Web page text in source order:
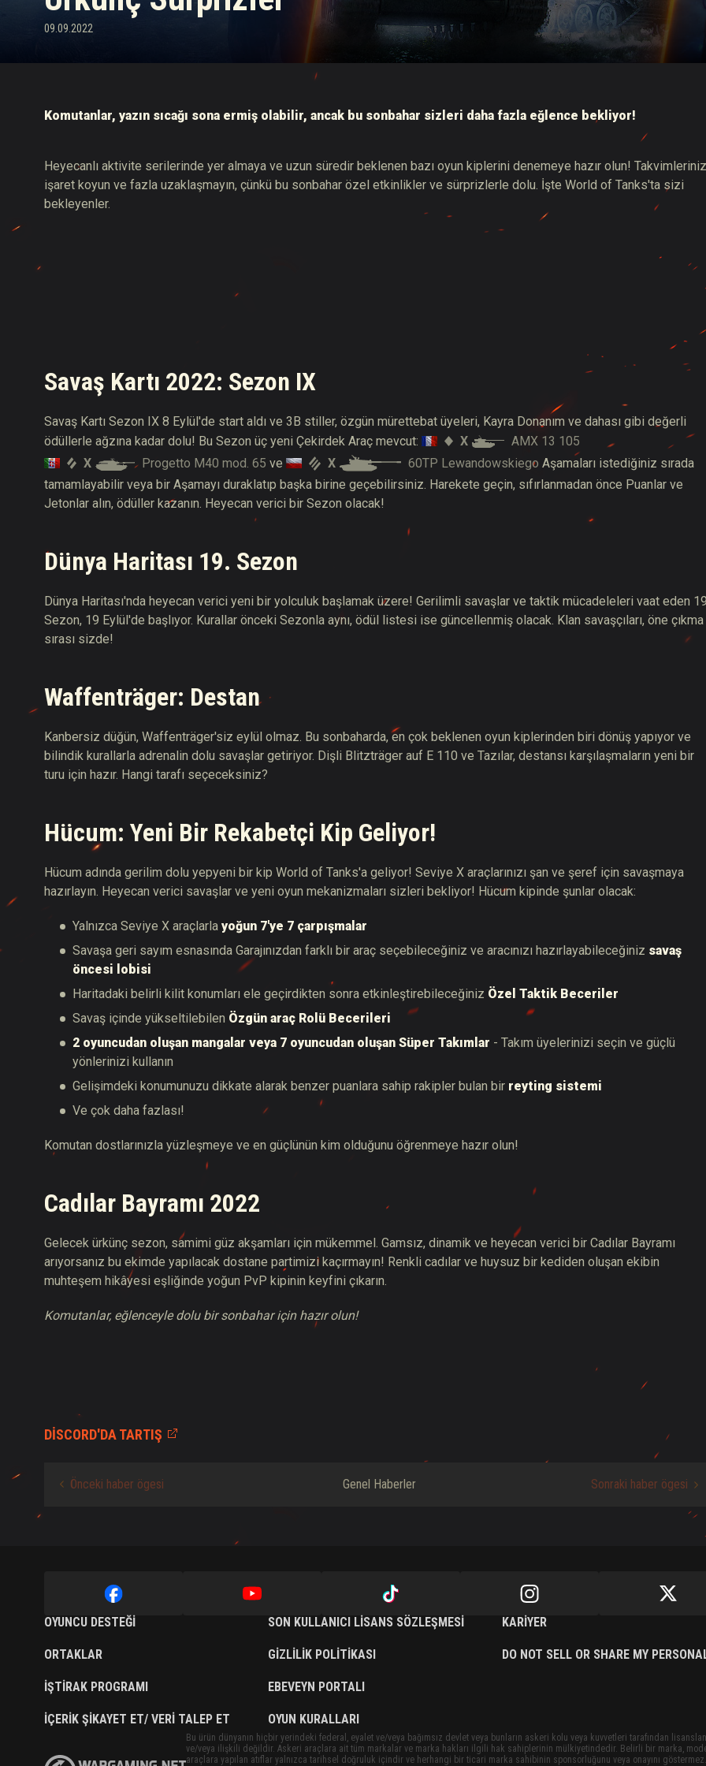
09.09.2022
Komutanlar, yazın sıcağı sona ermiş olabilir, ancak bu sonbahar sizleri daha fazla eğlence bekliyor!
Heyecanlı aktivite serilerinde yer almaya ve uzun süredir beklenen bazı oyun kiplerini denemeye hazır olun!
işaret koyun ve fazla uzaklaşmayın, çünkü bu sonbahar özel etkinlikler ve sürprizlerle dolu. İşte World of Tanks'ta sizi
bekleyenler.
Savaş Kartı 2022: Sezon IX
Savaş Kartı Sezon IX 8 Eylül'de start aldı ve 3B stiller, özgün mürettebat üyeleri, Kayra Donanım ve dahası gibi değerli
ödüllerle ağzına kadar dolu! Bu Sezon üç yeni Çekirdek Araç mevcut:
X
AMX 13 105
X
Progetto M40 mod. 65 ve X 60TP Lewandowskiego Aşamaları istediğiniz sırada
tamamlayabilir veya bir Aşamayı duraklatıp başka birine geçebilirsiniz. Harekete geçin, sıfırlanmadan önce Puanlar ve
Jetonlar alın, ödüller kazanın. Heyecan verici bir Sezon olacak!
Dünya Haritası 19. Sezon
Dünya Haritası'nda heyecan verici yeni bir yolculuk başlamak üzere! Gerilimli savaşlar ve taktik mücadeleleri vaat eden
Sezon, 19 Eylül'de başlıyor. Kurallar önceki Sezonla aynı, ödül listesi ise güncellenmiş olacak. Klan savaşçıları, öne çıkma
sırası sizde!
Waffenträger: Destan
Kanbersiz düğün, Waffenträger'siz eylül olmaz. Bu sonbaharda, en çok beklenen oyun kiplerinden biri dönüş yapıyor ve
bilindik kurallarla adrenalin dolu savaşlar getiriyor. Dişli Blitzträger auf E 110 ve Tazılar, destansı karşılaşmaların yeni bir
turu için hazır. Hangi tarafı seçeceksiniz?
Hücum: Yeni Bir Rekabetçi Kip Geliyor!
Hücum adında gerilim dolu yepyeni bir kip World of Tanks'a geliyor! Seviye X araçlarınızı şan ve şeref için savaşmaya
hazırlayın. Heyecan verici savaşlar ve yeni oyun mekanizmaları sizleri bekliyor! Hücum kipinde şunlar olacak:
Yalnızca Seviye X araçlarla yoğun 7'ye 7 çarpışmalar
Savaşa geri sayım esnasında Garajınızdan farklı bir araç seçebileceğiniz ve aracınızı hazırlayabileceğiniz savaş
öncesi lobisi
Haritadaki belirli kilit konumları ele geçirdikten sonra etkinleştirebileceğiniz Özel Taktik Beceriler
Savaş içinde yükseltilebilen Özgün araç Rolü Becerileri
2 oyuncudan oluşan mangalar veya 7 oyuncudan oluşan Süper Takımlar - Takım üyelerinizi seçin ve güçlü
yönlerinizi kullanın
Gelişimdeki konumunuzu dikkate alarak benzer puanlara sahip rakipler bulan bir reyting sistemi
Ve çok daha fazlası!
Komutan dostlarınızla yüzleşmeye ve en güçlünün kim olduğunu öğrenmeye hazır olun!
Cadılar Bayramı 2022
Gelecek ürkünç sezon, samimi güz akşamları için mükemmel. Gamsız, dinamik ve heyecan verici bir Cadılar Bayramı
arıyorsanız bu ekimde yapılacak dostane partimizi kaçırmayın! Renkli cadılar ve huysuz bir kediden oluşan ekibin
muhteşem hikâyesi eşliğinde yoğun PvP kipinin keyfini çıkarın.
Komutanlar, eğlenceyle dolu bir sonbahar için hazır olun!
DISCORD'DA TARTIŞ
Önceki haber ögesi Genel Haberler Sonraki haber ögesi
OYUNCU DESTEĞI
ORTAKLAR
İŞTIRAK PROGRAMI
İÇERIK ŞIKAYET ET/ VERI TALEP ET
SON KULLANICI LISANS SÖZLEŞMESI
GIZLILIK POLITIKASI
EBEVEYN PORTALI
OYUN KURALLARI
KARIYER
DO NOT SELL OR SHARE MY
Bu ürün dünyanın hiçbir yerindeki federal, eyalet ve/veya bağımsız devlet veya bunların askeri kolu veya kuvvetleri tarafından
ve/veya ilişkili değildir. Askeri araçlara ait tüm markalar ve marka hakları ilgili hak sahiplerinin mülkiyetindedir. Belirli bir marka,
araçlara yapılan atıflar yalnızca tarihsel doğruluk içindir ve herhangi bir ticari marka sahibinin sponsorluğunu veya onayını